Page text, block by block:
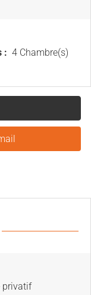
: 4 Chambre(s)
privatif